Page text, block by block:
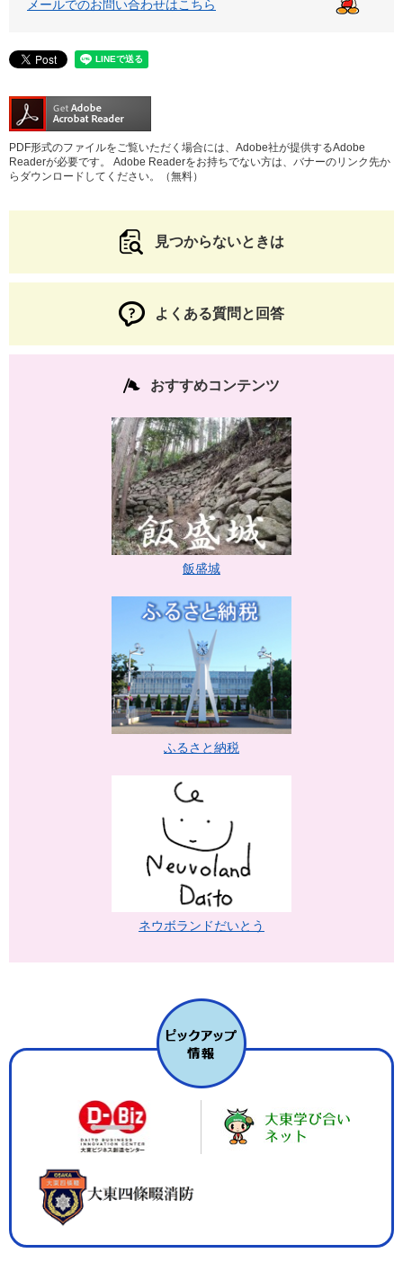
メールでのお問い合わせはこちら
PDF形式のファイルをご覧いただく場合には、Adobe社が提供するAdobe
Readerが必要です。
Adobe Readerをお持ちでない方は、バナーのリンク先か
らダウンロードしてください。（無料）
見つからないときは
よくある質問と回答
おすすめコンテンツ
飯盛城
ふるさと納税
ネウボランドだいとう